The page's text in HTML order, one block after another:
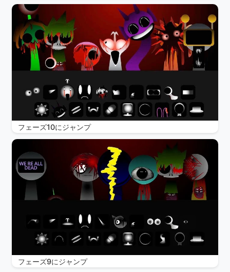
フェーズ10にジャンプ
フェーズ9にジャンプ